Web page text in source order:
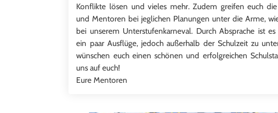
Konflikte lösen und vieles mehr. Zudem greifen euch
und Mentoren bei jeglichen Planungen unter die Arme,
bei unserem Unterstufenkarneval. Durch Absprache ist
ein paar Ausflüge, jedoch außerhalb der Schulzeit zu
wünschen euch einen schönen und erfolgreichen
uns auf euch!
Eure Mentoren